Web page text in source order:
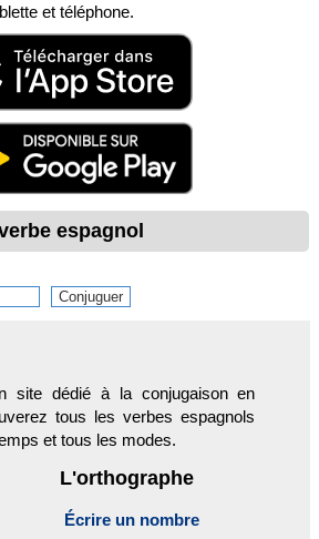
et téléphone.
espagnol
site dédié à la conjugaison en
tous les verbes espagnols
et tous les modes.
L'orthographe
Écrire un nombre